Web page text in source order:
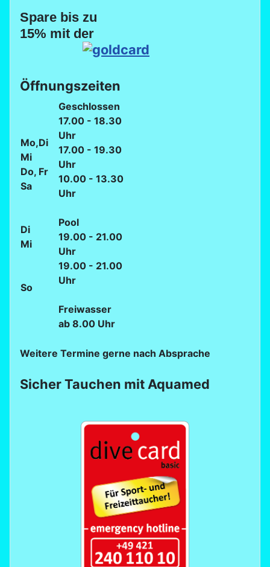
Spare bis zu
15% mit der
Öffnungszeiten
Mo,Di
Mi
Do, Fr
Sa
Di
Mi
So
Geschlossen
17.00 - 18.30
Uhr
17.00 - 19.30
Uhr
10.00 - 13.30
Uhr
Pool
19.00 - 21.00
Uhr
19.00 - 21.00
Uhr
Freiwasser
ab 8.00 Uhr
Weitere Termine gerne nach Absprache
Sicher Tauchen mit Aquamed